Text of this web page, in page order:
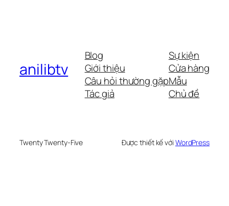
anilibtv
Blog
Giới thiệu
Câu hỏi thường gặp
Tác giả
Sự kiện
Cửa hàng
Mẫu
Chủ đề
Twenty Twenty-Five Được thiết kế với WordPress